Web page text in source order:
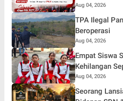
Aug 04, 2026
TPA Ilegal
Beroperasi
Aug 04, 2026
Empat Siswa
Kehilangan
Tetap
Putih
Aug 04, 2026
Seorang